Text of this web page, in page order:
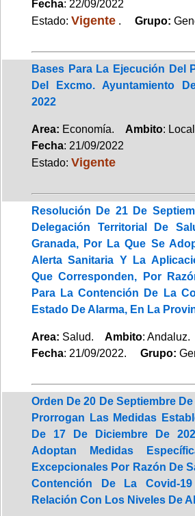
Fecha: 22/09/2022
Estado: Vigente . Grupo:
Bases Para La Ejecución Del
Del Excmo. Ayuntamiento
2022
Area: Economía. Ambito:
Fecha: 21/09/2022
Estado: Vigente
Resolución De 21 De
Delegación Territorial De
Granada, Por La Que Se
Alerta Sanitaria Y La
Que Corresponden, Por
Para La Contención De La
Estado De Alarma, En La
Area: Salud. Ambito: Andaluz.
Fecha: 21/09/2022. Grupo:
Orden De 20 De Septiembre
Prorrogan Las Medidas
De 17 De Diciembre De
Adoptan Medidas
Excepcionales Por Razón De
Contención De La Covid-
Relación Con Los Niveles De